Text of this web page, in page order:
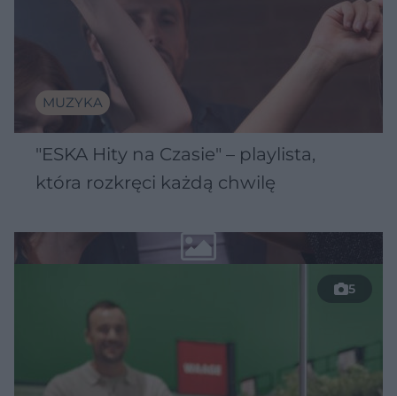
MUZYKA
"ESKA Hity na Czasie" – playlista,
która rozkręci każdą chwilę
5